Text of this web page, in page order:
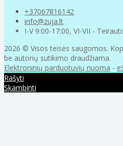
+37067816142
info@zuja.lt
I-V 9:00-17:00, VI-VII -
2026 © Visos teisės saugomos.
be autorių sutikimo draudžiama.
Elektroninių parduotuvių nuoma -
Rašyti
Skambinti